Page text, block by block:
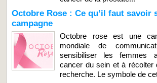
Octobre Rose : Ce qu’il faut savoir
campagne
Octobre rose est une
mondiale de
sensibiliser les femmes
cancer du sein et à récolter
recherche. Le symbole de